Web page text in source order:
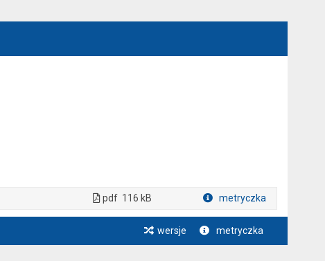
pdf 116 kB metryczka
wersje metryczka